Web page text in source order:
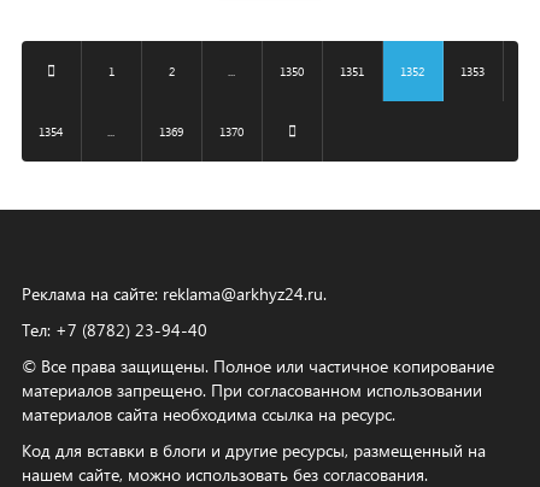
1 2 1350 1351 1352 1353
1354 1369 1370
Реклама на сайте: reklama@arkhyz24.ru.
Тел: +7 (8782) 23‑94‑40
© Все права защищены. Полное или частичное копирование
материалов запрещено. При согласованном использовании
материалов сайта необходима ссылка на ресурс.
Код для вставки в блоги и другие ресурсы, размещенный на
нашем сайте, можно использовать без согласования.